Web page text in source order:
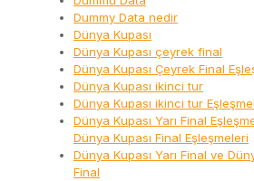
Dummy Data nedir
Dünya Kupası
Dünya Kupası çeyrek final
Dünya Kupası Çeyrek Final
Dünya Kupası ikinci tur
Dünya Kupası ikinci tur
Dünya Kupası Yarı Final
Dünya Kupası Final Eşleşmeleri
Dünya Kupası Yarı Final ve
Final